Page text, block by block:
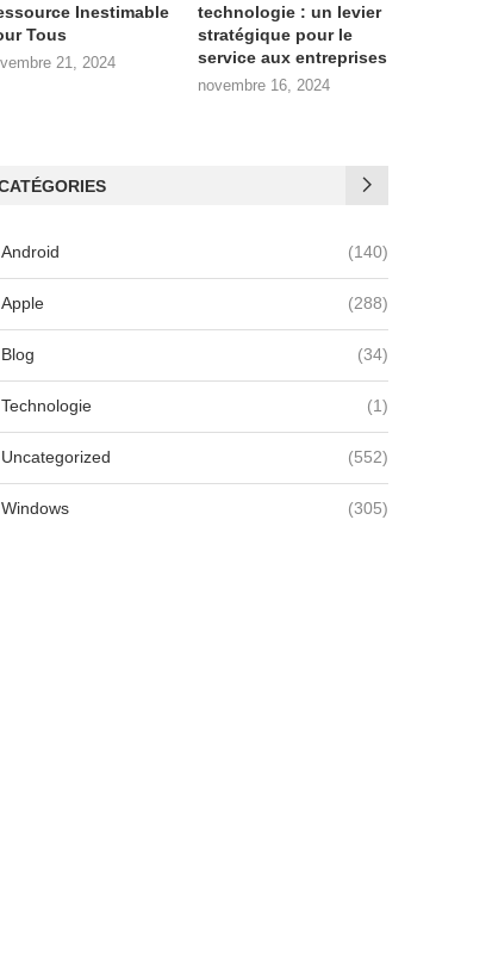
Inestimable
Tous
21, 2024
technologie : un levier
stratégique pour le
service aux entreprises
novembre 16, 2024
Android (140)
Apple (288)
Blog (34)
Technologie (1)
Uncategorized (552)
Windows (305)